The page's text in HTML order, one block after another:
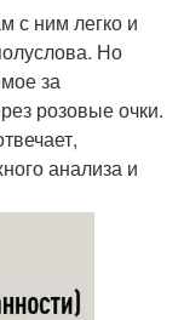
с ним легко и
Но
за
розовые очки.
анализа и